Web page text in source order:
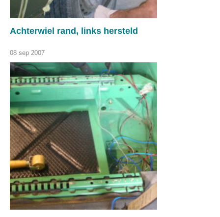
Achterwiel rand, links hersteld
08 sep 2007